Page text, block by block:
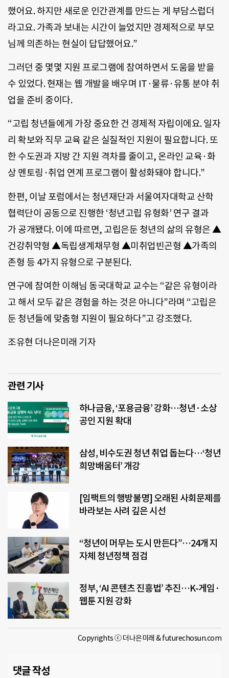
했어요. 하지만 새로운 인간관계를 만드는 게 부담스럽더
라고요. 가족과 보내는 시간이 늘었지만 경제적으로 부모
님께 의존하는 현실이 답답했어요.”
그러던 중 몇몇 지원 프로그램에 참여하면서 도움을 받을
수 있었다. 현재는 웹 개발을 배우며 IT·물류·유통 분야 취
업을 준비 중이다.
“고립 청년들에게 가장 중요한 건 경제적 자립이에요. 일자
리 확보와 직무 교육 같은 실질적인 지원이 필요합니다. 또
한 수도권과 지방 간 지원 격차를 줄이고, 온라인 교육·화
상 멘토링·취업 연계 프로그램이 활성화돼야 합니다.”
한편, 이날 포럼에서는 청년재단과 서울여자대학교 산학
협력단이 공동으로 진행한 ‘청년고립 유형화’ 연구 결과
가 공개됐다. 이에 따르면, 고립은둔 청년의 삶의 유형은 ▲
건강취약형 ▲독립생계채무형 ▲미취업빈곤형 ▲가족의
존형 등 4가지 유형으로 구분된다.
연구에 참여한 이해님 동국대학교 교수는 “같은 유형이라
고 해서 모두 같은 경험을 하는 것은 아니다”라며 “고립은
둔 청년들에 맞춤형 지원이 필요하다”고 강조했다.
조유현 더나은미래 기자
관련 기사
하나금융, ‘포용금융’ 강화…청년·소상
공인 지원 확대
삼성, 비수도권 청년 취업 돕는다…‘청년
희망배움터’ 개강
[임팩트의 행방불명] 오래된 사회문제를
바라보는 사려 깊은 시선
“청년이 머무는 도시 만든다”…24개 지
자체 청년정책 점검
정부, ‘AI 콘텐츠 진흥법’ 추진…K-게임·
웹툰 지원 강화
Copyrights ⓒ 더나은미래 & futurechosun.com
댓글 작성